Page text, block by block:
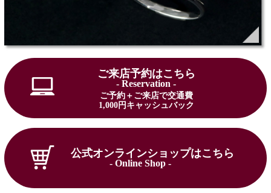
ご来店予約はこちら
- Reservation -
ご予約＋ご来店で交通費
1,000円キャッシュバック
公式オンラインショップはこちら
- Online Shop -